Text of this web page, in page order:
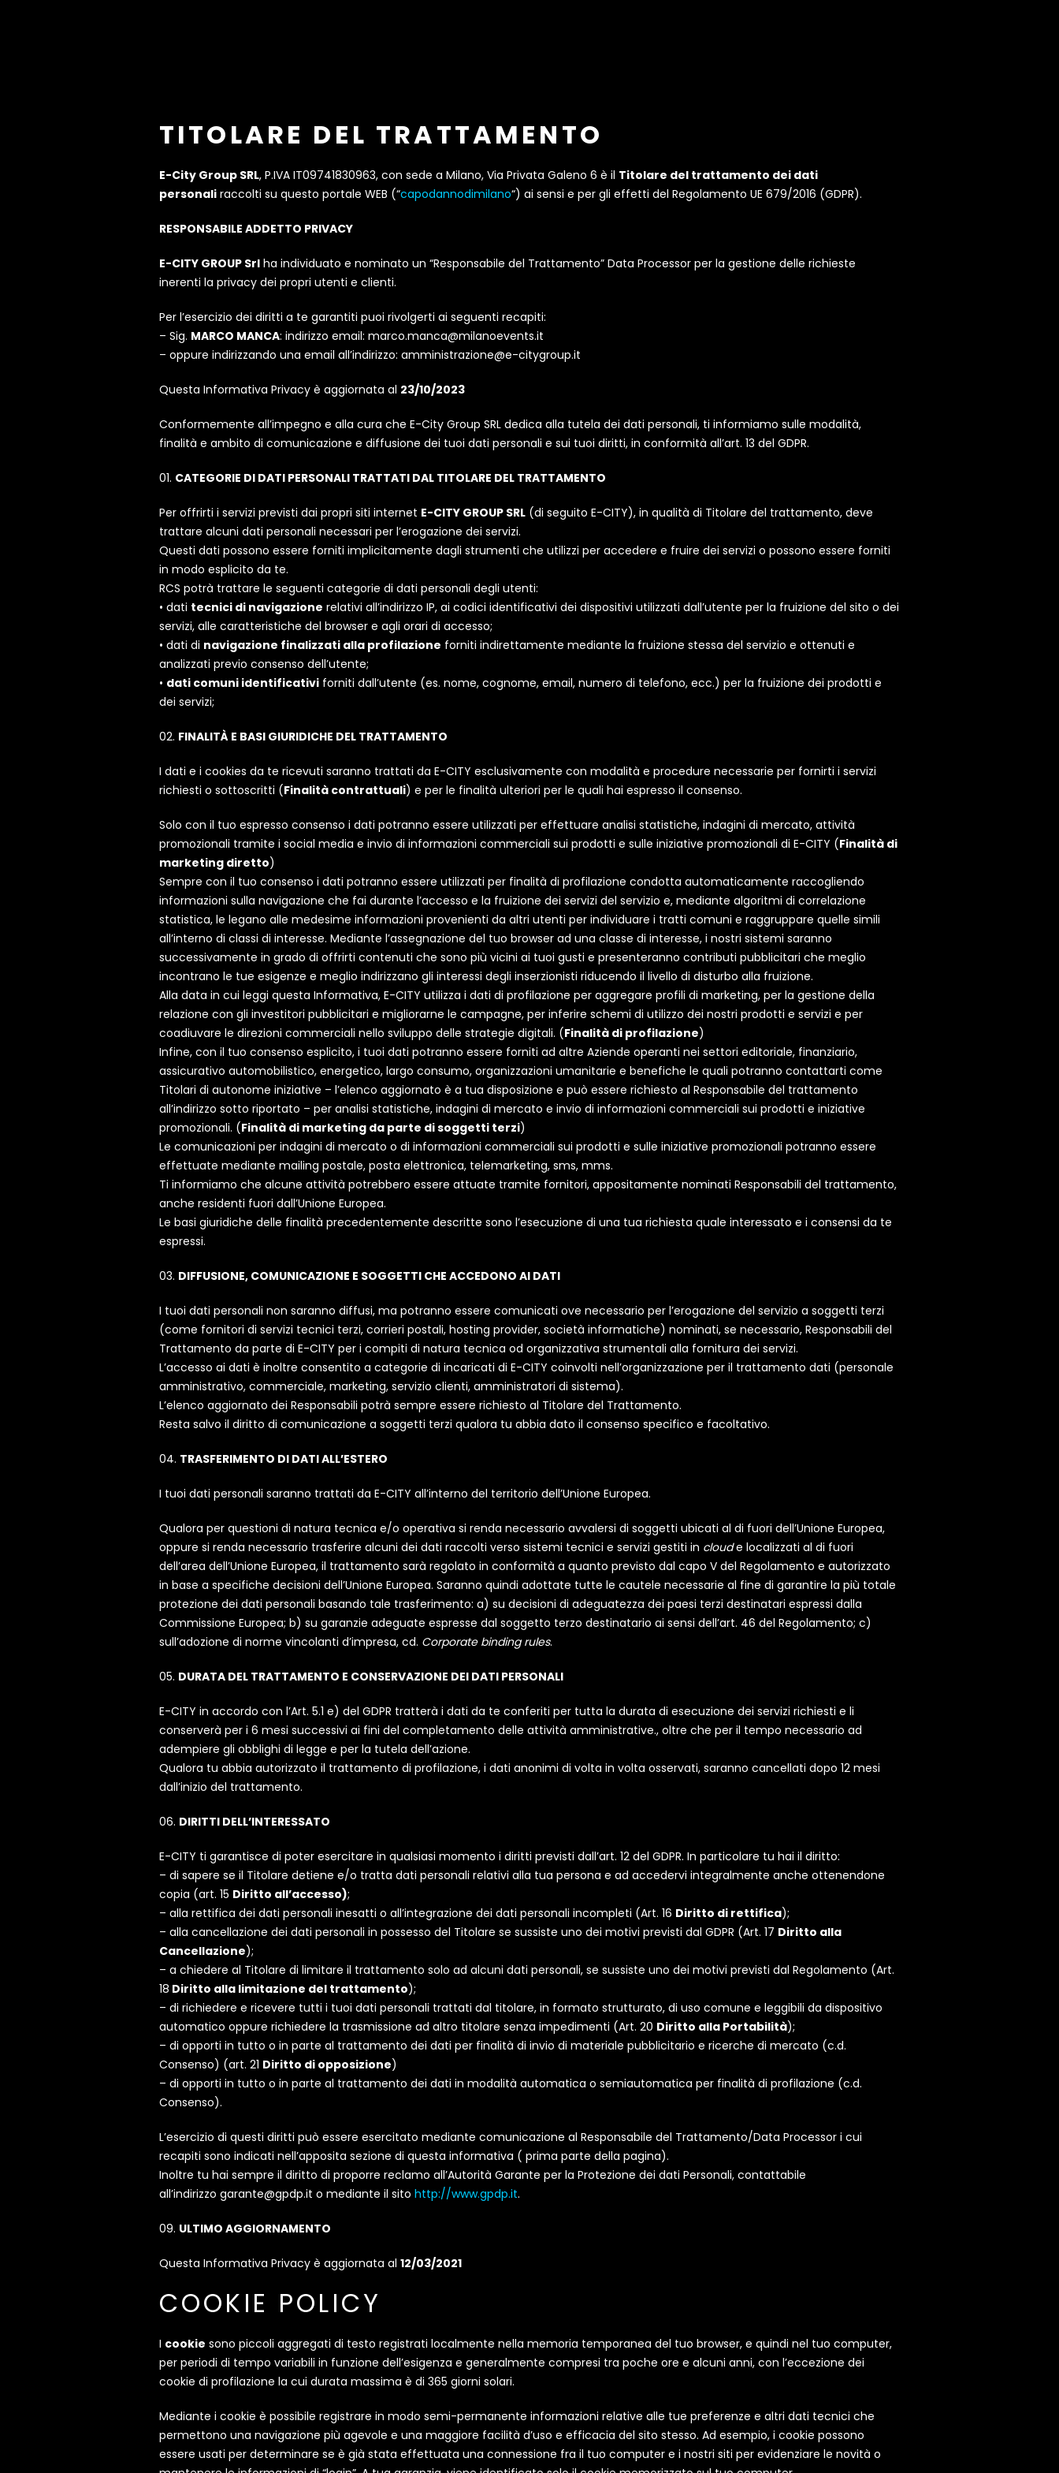
TITOLARE DEL TRATTAMENTO
E-City Group SRL, P.IVA IT09741830963, con sede a Milano, Via Privata Galeno 6 è il Titolare del trattamento dei dati
personali raccolti su questo portale WEB (“capodannodimilano“) ai sensi e per gli effetti del Regolamento UE 679/2016 (GDPR).
RESPONSABILE ADDETTO PRIVACY
E-CITY GROUP Srl ha individuato e nominato un “Responsabile del Trattamento” Data Processor per la gestione delle richieste
inerenti la privacy dei propri utenti e clienti.
Per l’esercizio dei diritti a te garantiti puoi rivolgerti ai seguenti recapiti:
– Sig. MARCO MANCA: indirizzo email: marco.manca@milanoevents.it
– oppure indirizzando una email all’indirizzo: amministrazione@e-citygroup.it
Questa Informativa Privacy è aggiornata al 23/10/2023
Conformemente all’impegno e alla cura che E-City Group SRL dedica alla tutela dei dati personali, ti informiamo sulle modalità,
finalità e ambito di comunicazione e diffusione dei tuoi dati personali e sui tuoi diritti, in conformità all’art. 13 del GDPR.
CATEGORIE DI DATI PERSONALI TRATTATI DAL TITOLARE DEL TRATTAMENTO
Per offrirti i servizi previsti dai propri siti internet E-CITY GROUP SRL (di seguito E-CITY), in qualità di Titolare del trattamento, deve
trattare alcuni dati personali necessari per l’erogazione dei servizi.
Questi dati possono essere forniti implicitamente dagli strumenti che utilizzi per accedere e fruire dei servizi o possono essere forniti
in modo esplicito da te.
RCS potrà trattare le seguenti categorie di dati personali degli utenti:
• dati tecnici di navigazione relativi all’indirizzo IP, ai codici identificativi dei dispositivi utilizzati dall’utente per la fruizione del sito o dei
servizi, alle caratteristiche del browser e agli orari di accesso;
• dati di navigazione finalizzati alla profilazione forniti indirettamente mediante la fruizione stessa del servizio e ottenuti e
analizzati previo consenso dell’utente;
• dati comuni identificativi forniti dall’utente (es. nome, cognome, email, numero di telefono, ecc.) per la fruizione dei prodotti e
dei servizi;
FINALITÀ E BASI GIURIDICHE DEL TRATTAMENTO
I dati e i cookies da te ricevuti saranno trattati da E-CITY esclusivamente con modalità e procedure necessarie per fornirti i servizi
richiesti o sottoscritti (Finalità contrattuali) e per le finalità ulteriori per le quali hai espresso il consenso.
Solo con il tuo espresso consenso i dati potranno essere utilizzati per effettuare analisi statistiche, indagini di mercato, attività
promozionali tramite i social media e invio di informazioni commerciali sui prodotti e sulle iniziative promozionali di E-CITY (Finalità di
marketing diretto)
Sempre con il tuo consenso i dati potranno essere utilizzati per finalità di profilazione condotta automaticamente raccogliendo
informazioni sulla navigazione che fai durante l’accesso e la fruizione dei servizi del servizio e, mediante algoritmi di correlazione
statistica, le legano alle medesime informazioni provenienti da altri utenti per individuare i tratti comuni e raggruppare quelle simili
all’interno di classi di interesse. Mediante l’assegnazione del tuo browser ad una classe di interesse, i nostri sistemi saranno
successivamente in grado di offrirti contenuti che sono più vicini ai tuoi gusti e presenteranno contributi pubblicitari che meglio
incontrano le tue esigenze e meglio indirizzano gli interessi degli inserzionisti riducendo il livello di disturbo alla fruizione.
Alla data in cui leggi questa Informativa, E-CITY utilizza i dati di profilazione per aggregare profili di marketing, per la gestione della
relazione con gli investitori pubblicitari e migliorarne le campagne, per inferire schemi di utilizzo dei nostri prodotti e servizi e per
coadiuvare le direzioni commerciali nello sviluppo delle strategie digitali. (Finalità di profilazione)
Infine, con il tuo consenso esplicito, i tuoi dati potranno essere forniti ad altre Aziende operanti nei settori editoriale, finanziario,
assicurativo automobilistico, energetico, largo consumo, organizzazioni umanitarie e benefiche le quali potranno contattarti come
Titolari di autonome iniziative – l’elenco aggiornato è a tua disposizione e può essere richiesto al Responsabile del trattamento
all’indirizzo sotto riportato – per analisi statistiche, indagini di mercato e invio di informazioni commerciali sui prodotti e iniziative
promozionali. (Finalità di marketing da parte di soggetti terzi)
Le comunicazioni per indagini di mercato o di informazioni commerciali sui prodotti e sulle iniziative promozionali potranno essere
effettuate mediante mailing postale, posta elettronica, telemarketing, sms, mms.
Ti informiamo che alcune attività potrebbero essere attuate tramite fornitori, appositamente nominati Responsabili del trattamento,
anche residenti fuori dall’Unione Europea.
Le basi giuridiche delle finalità precedentemente descritte sono l’esecuzione di una tua richiesta quale interessato e i consensi da te
espressi.
DIFFUSIONE, COMUNICAZIONE E SOGGETTI CHE ACCEDONO AI DATI
I tuoi dati personali non saranno diffusi, ma potranno essere comunicati ove necessario per l’erogazione del servizio a soggetti terzi
(come fornitori di servizi tecnici terzi, corrieri postali, hosting provider, società informatiche) nominati, se necessario, Responsabili del
Trattamento da parte di E-CITY per i compiti di natura tecnica od organizzativa strumentali alla fornitura dei servizi.
L’accesso ai dati è inoltre consentito a categorie di incaricati di E-CITY coinvolti nell’organizzazione per il trattamento dati (personale
amministrativo, commerciale, marketing, servizio clienti, amministratori di sistema).
L’elenco aggiornato dei Responsabili potrà sempre essere richiesto al Titolare del Trattamento.
Resta salvo il diritto di comunicazione a soggetti terzi qualora tu abbia dato il consenso specifico e facoltativo.
TRASFERIMENTO DI DATI ALL’ESTERO
I tuoi dati personali saranno trattati da E-CITY all’interno del territorio dell’Unione Europea.
Qualora per questioni di natura tecnica e/o operativa si renda necessario avvalersi di soggetti ubicati al di fuori dell’Unione Europea,
oppure si renda necessario trasferire alcuni dei dati raccolti verso sistemi tecnici e servizi gestiti in cloude localizzati al di fuori
dell’area dell’Unione Europea, il trattamento sarà regolato in conformità a quanto previsto dal capo V del Regolamento e autorizzato
in base a specifiche decisioni dell’Unione Europea. Saranno quindi adottate tutte le cautele necessarie al fine di garantire la più totale
protezione dei dati personali basando tale trasferimento: a) su decisioni di adeguatezza dei paesi terzi destinatari espressi dalla
Commissione Europea; b) su garanzie adeguate espresse dal soggetto terzo destinatario ai sensi dell’art. 46 del Regolamento; c)
sull’adozione di norme vincolanti d’impresa, cd. Corporate binding rules.
DURATA DEL TRATTAMENTO E CONSERVAZIONE DEI DATI PERSONALI
E-CITY in accordo con l’Art. 5.1 e) del GDPR tratterà i dati da te conferiti per tutta la durata di esecuzione dei servizi richiesti e li
conserverà per i 6 mesi successivi ai fini del completamento delle attività amministrative., oltre che per il tempo necessario ad
adempiere gli obblighi di legge e per la tutela dell’azione.
Qualora tu abbia autorizzato il trattamento di profilazione, i dati anonimi di volta in volta osservati, saranno cancellati dopo 12 mesi
dall’inizio del trattamento.
DIRITTI DELL’INTERESSATO
E-CITY ti garantisce di poter esercitare in qualsiasi momento i diritti previsti dall’art. 12 del GDPR. In particolare tu hai il diritto:
– di sapere se il Titolare detiene e/o tratta dati personali relativi alla tua persona e ad accedervi integralmente anche ottenendone
copia (art. 15 Diritto all’accesso);
– alla rettifica dei dati personali inesatti o all’integrazione dei dati personali incompleti (Art. 16 Diritto di rettifica);
– alla cancellazione dei dati personali in possesso del Titolare se sussiste uno dei motivi previsti dal GDPR (Art. 17 Diritto alla
Cancellazione);
– a chiedere al Titolare di limitare il trattamento solo ad alcuni dati personali, se sussiste uno dei motivi previsti dal Regolamento (Art.
18 Diritto alla limitazione del trattamento);
– di richiedere e ricevere tutti i tuoi dati personali trattati dal titolare, in formato strutturato, di uso comune e leggibili da dispositivo
automatico oppure richiedere la trasmissione ad altro titolare senza impedimenti (Art. 20 Diritto alla Portabilità);
– di opporti in tutto o in parte al trattamento dei dati per finalità di invio di materiale pubblicitario e ricerche di mercato (c.d.
Consenso) (art. 21 Diritto di opposizione)
– di opporti in tutto o in parte al trattamento dei dati in modalità automatica o semiautomatica per finalità di profilazione (c.d.
Consenso).
L’esercizio di questi diritti può essere esercitato mediante comunicazione al Responsabile del Trattamento/Data Processor i cui
recapiti sono indicati nell’apposita sezione di questa informativa ( prima parte della pagina).
Inoltre tu hai sempre il diritto di proporre reclamo all’Autorità Garante per la Protezione dei dati Personali, contattabile
all’indirizzo garante@gpdp.it o mediante il sito http://www.gpdp.it.
ULTIMO AGGIORNAMENTO
Questa Informativa Privacy è aggiornata al 12/03/2021
COOKIE POLICY
I cookie sono piccoli aggregati di testo registrati localmente nella memoria temporanea del tuo browser, e quindi nel tuo computer,
per periodi di tempo variabili in funzione dell’esigenza e generalmente compresi tra poche ore e alcuni anni, con l’eccezione dei
cookie di profilazione la cui durata massima è di 365 giorni solari.
Mediante i cookie è possibile registrare in modo semi-permanente informazioni relative alle tue preferenze e altri dati tecnici che
permettono una navigazione più agevole e una maggiore facilità d’uso e efficacia del sito stesso. Ad esempio, i cookie possono
essere usati per determinare se è già stata effettuata una connessione fra il tuo computer e i nostri siti per evidenziare le novità o